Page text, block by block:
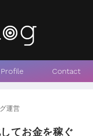
Profile Contact
運営
てお金を稼ぐ